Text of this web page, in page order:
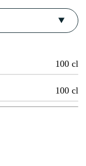
100 cl
100 cl